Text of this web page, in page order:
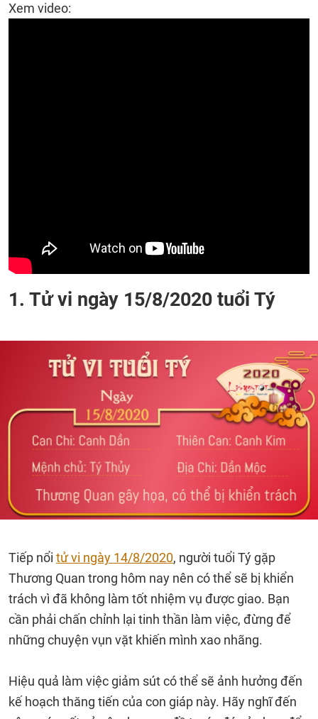
Xem video:
1. Tử vi ngày 15/8/2020 tuổi Tý
Tiếp nổi tử vi ngày 14/8/2020, người tuổi Tý gặp
Thương Quan trong hôm nay nên có thể sẽ bị khiển
trách vì đã không làm tốt nhiệm vụ được giao. Bạn
cần phải chấn chỉnh lại tinh thần làm việc, đừng để
những chuyện vụn vặt khiến mình xao nhãng.
Hiệu quả làm việc giảm sút có thể sẽ ảnh hưởng đến
kế hoạch thăng tiến của con giáp này. Hãy nghĩ đến